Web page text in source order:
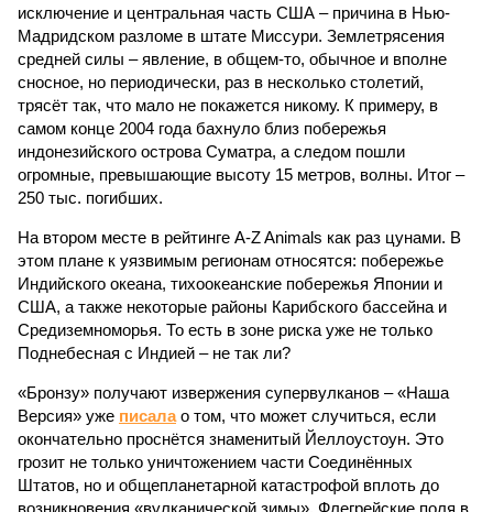
исключение и центральная часть США – причина в Нью-
Мадридском разломе в штате Миссури. Землетрясения
средней силы – явление, в общем-то, обычное и вполне
сносное, но периодически, раз в несколько столетий,
трясёт так, что мало не покажется никому. К примеру, в
самом конце 2004 года бахнуло близ побережья
индонезийского острова Суматра, а следом пошли
огромные, превышающие высоту 15 метров, волны. Итог –
250 тыс. погибших.
На втором месте в рейтинге A-Z Animals как раз цунами. В
этом плане к уязвимым регионам относятся: побережье
Индийского океана, тихо­океанские побережья Японии и
США, а также некоторые районы Карибского бассейна и
Средиземноморья. То есть в зоне риска уже не только
Поднебесная с Индией – не так ли?
«Бронзу» получают извержения супервулканов – «Наша
Версия» уже писалао том, что может случиться, если
окончательно проснётся знаменитый Йеллоустоун. Это
грозит не только уничтожением части Соединённых
Штатов, но и общепланетарной катастрофой вплоть до
возникновения «вулканической зимы». Флегрейские поля в